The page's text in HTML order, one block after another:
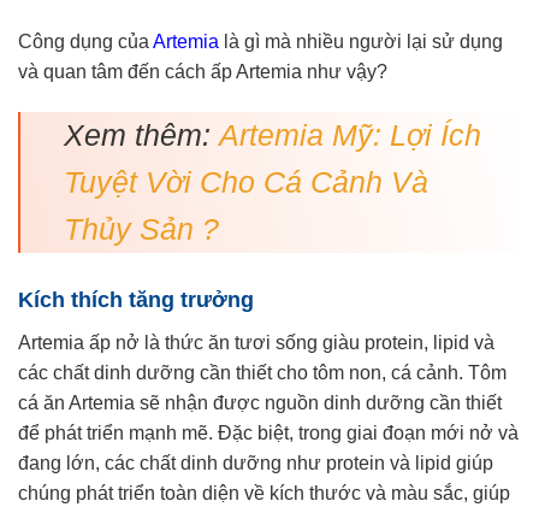
Công dụng của Artemia là gì mà nhiều người lại sử dụng
và quan tâm đến cách ấp Artemia như vậy?
Xem thêm:Artemia Mỹ: Lợi Ích
Tuyệt Vời Cho Cá Cảnh Và
Thủy Sản ?
Kích thích tăng trưởng
Artemia ấp nở là thức ăn tươi sống giàu protein, lipid và
các chất dinh dưỡng cần thiết cho tôm non, cá cảnh. Tôm
cá ăn Artemia sẽ nhận được nguồn dinh dưỡng cần thiết
để phát triển mạnh mẽ. Đặc biệt, trong giai đoạn mới nở và
đang lớn, các chất dinh dưỡng như protein và lipid giúp
chúng phát triển toàn diện về kích thước và màu sắc, giúp